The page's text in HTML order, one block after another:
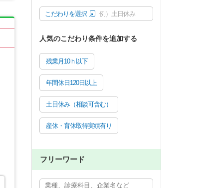
こだわりを選択 例）土日休み
人気のこだわり条件を追加する
残業月10ｈ以下
年間休日120日以上
土日休み（相談可含む）
産休・育休取得実績有り
フリーワード